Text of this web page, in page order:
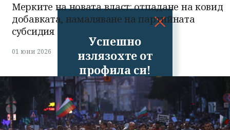
Успешно
излязохте от
профила си!
Мерките на новата власт: отпадане на ковид
добавката, намаляване на партийната
субсидия
01 юни 2026